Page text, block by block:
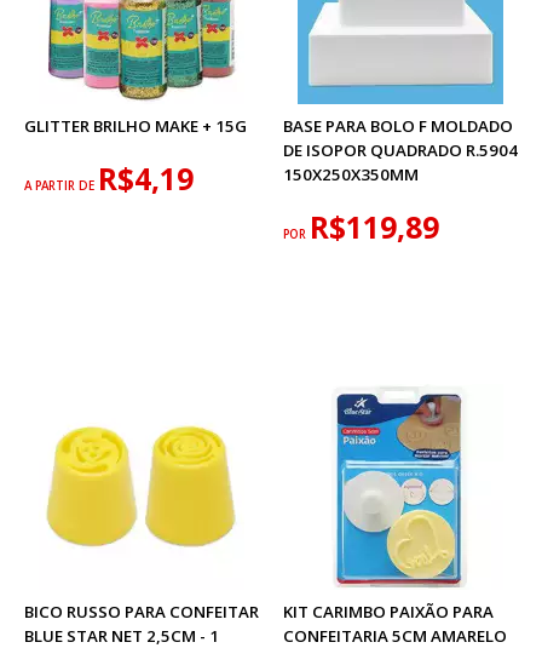
GLITTER BRILHO MAKE + 15G
A PARTIR DE R$4,19
BASE PARA BOLO F MOLDADO
DE ISOPOR QUADRADO R.5904
150X250X350MM
POR R$119,89
BICO RUSSO PARA CONFEITAR
BLUE STAR NET 2,5CM - 1
KIT CARIMBO PAIXÃO PARA
CONFEITARIA 5CM AMARELO